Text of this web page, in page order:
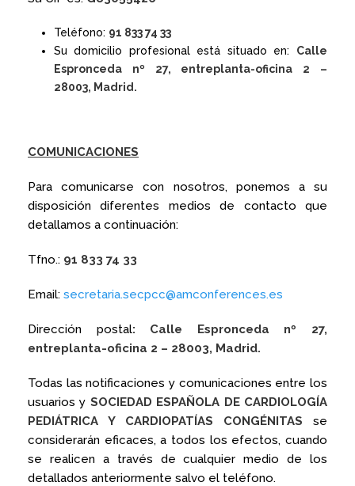
Teléfono: 91 833 74 33
Su domicilio profesional está situado en: Calle
Espronceda nº 27, entreplanta-oficina 2 –
28003, Madrid.
COMUNICACIONES
Para comunicarse con nosotros, ponemos a su
disposición diferentes medios de contacto que
detallamos a continuación:
Tfno.: 91 833 74 33
Email: secretaria.secpcc@amconferences.es
Dirección postal: Calle Espronceda nº 27,
entreplanta-oficina 2 – 28003, Madrid.
Todas las notificaciones y comunicaciones entre los
usuarios y SOCIEDAD ESPAÑOLA DE CARDIOLOGÍA
PEDIÁTRICA Y CARDIOPATÍAS CONGÉNITAS se
considerarán eficaces, a todos los efectos, cuando
se realicen a través de cualquier medio de los
detallados anteriormente salvo el teléfono.